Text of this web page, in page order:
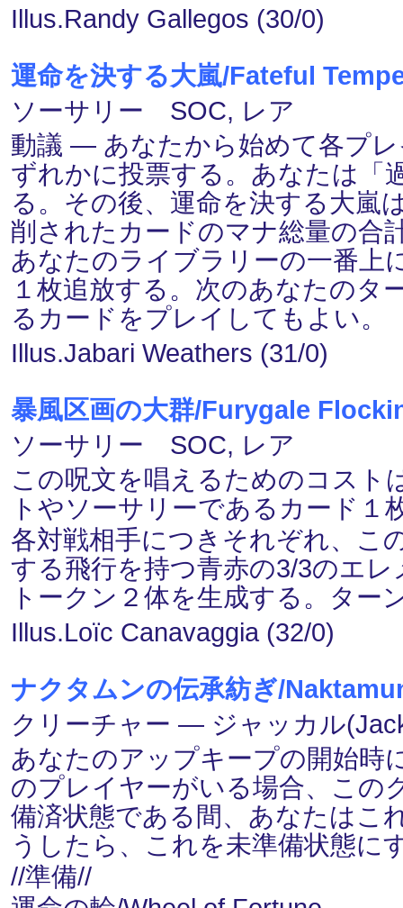
Illus.Randy Gallegos (30/0)
運命を決する大嵐/Fateful
ソーサリー SOC, レア
動議 ― あなたから始めて各プ
ずれかに投票する。あなたは「
る。その後、運命を決する大嵐
削されたカードのマナ総量の合
あなたのライブラリーの一番上
１枚追放する。次のあなたのタ
るカードをプレイしてもよい。
Illus.Jabari Weathers (31/0)
暴風区画の大群/Furygale
ソーサリー SOC, レア
この呪文を唱えるためのコスト
トやソーサリーであるカード１
各対戦相手につきそれぞれ、こ
する飛行を持つ青赤の3/3のエ
トークン２体を生成する。ター
Illus.Loïc Canavaggia (32/0)
ナクタムンの伝承紡ぎ/
クリーチャー ― ジャッカル
あなたのアップキープの開始時
のプレイヤーがいる場合、この
備済状態である間、あなたはこ
うしたら、これを未準備状態に
//準備//